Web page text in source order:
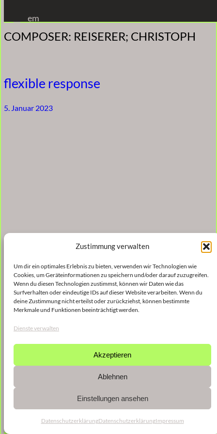
Zustimmung verwalten
Um dir ein optimales Erlebnis zu bieten, verwenden wir Technologien wie
Cookies, um Geräteinformationen zu speichern und/oder darauf zuzugreifen.
Wenn du diesen Technologien zustimmst, können wir Daten wie das
Surfverhalten oder eindeutige IDs auf dieser Website verarbeiten. Wenn du
deine Zustimmung nicht erteilst oder zurückziehst, können bestimmte
Merkmale und Funktionen beeinträchtigt werden.
Dienste verwalten
Akzeptieren
Ablehnen
Einstellungen ansehen
DatenschutzerklärungDatenschutzerklärungImpressum
Inhalt
springen
em
COMPOSER: REISERER; CHRISTOPH
flexible response
5. Januar 2023